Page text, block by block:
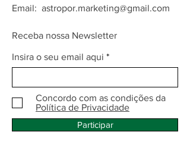
Email: astropor.marketing@gmail.com
Receba nossa Newsletter
Insira o seu email aqui
Concordo com as condições da
Política de Privacidade
Participar